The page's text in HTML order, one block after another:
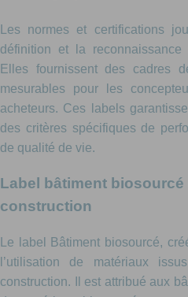
Les normes et certifications
définition et la reconnaissance
Elles fournissent des cadres
mesurables pour les
acheteurs. Ces labels
des critères spécifiques de
de qualité de vie.
Label bâtiment
construction
Le label Bâtiment biosourcé,
l’utilisation de matériaux
construction. Il est attribué aux